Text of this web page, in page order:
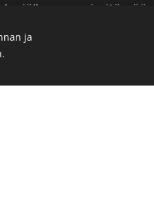
jälkeen pyri
laitteesta intervalli
ja